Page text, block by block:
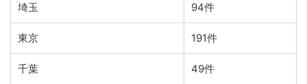
埼玉 94件
東京 191件
千葉 49件